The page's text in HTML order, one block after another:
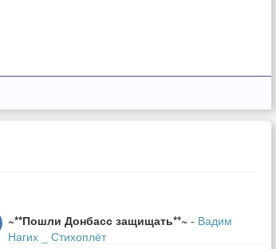
~**Пошли Донбасс защищать**~ - Вадим
Нагих _ Стихоплёт